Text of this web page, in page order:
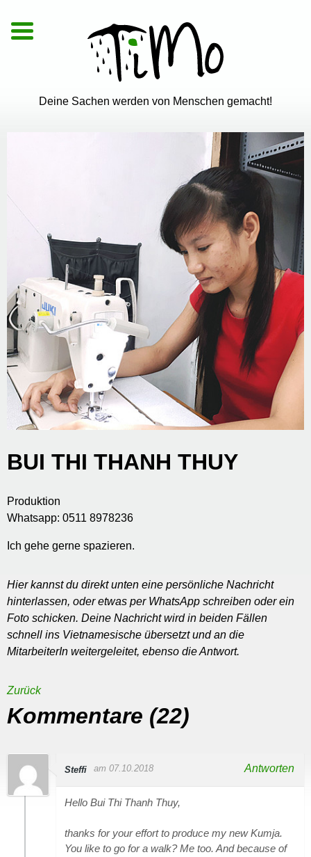
Deine Sachen werden von Menschen gemacht!
BUI THI THANH THUY
Produktion
Whatsapp: 0511 8978236
Ich gehe gerne spazieren.
Hier kannst du direkt unten eine persönliche Nachricht
hinterlassen, oder etwas per WhatsApp schreiben oder ein
Foto schicken. Deine Nachricht wird in beiden Fällen
schnell ins Vietnamesische übersetzt und an die
MitarbeiterIn weitergeleitet, ebenso die Antwort.
Zurück
Kommentare (22)
Steffi am 07.10.2018 Antworten
Hello Bui Thi Thanh Thuy,
thanks for your effort to produce my new Kumja.
You like to go for a walk? Me too. And because of